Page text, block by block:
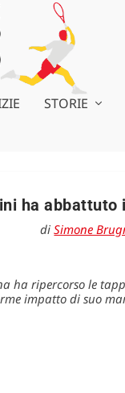
STORIE
ha
diSimone
ha ripercorso le
impatto di suo